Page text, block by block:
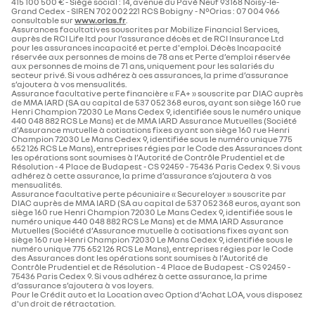
Grand Cedex - SIREN 702 002 221 RCS Bobigny - N°Orias : 07 004 966
consultable surwww.orias.fr.
Assurances facultatives souscrites par Mobilize Financial Services,
auprès de RCI Life ltd pour l’assurance décès et de RCI Insurance Ltd
pour les assurances incapacité et perte d'emploi. Décès Incapacité
réservée aux personnes de moins de 78 ans et Perte d’emploi réservée
aux personnes de moins de 71 ans, uniquement pour les salariés du
secteur privé. Si vous adhérez à ces assurances, la prime d’assurance
s’ajoutera à vos mensualités.
Assurance facultative perte financière « FA+ » souscrite par DIAC auprès
de MMA IARD (SA au capital de 537 052 368 euros, ayant son siège 160 rue
Henri Champion 72030 Le Mans Cedex 9, identifiée sous le numéro unique
440 048 882 RCS Le Mans) et de MMA IARD Assurance Mutuelles (Société
d’Assurance mutuelle à cotisations fixes ayant son siège 160 rue Henri
Champion 72030 Le Mans Cedex 9, identifiée sous le numéro unique 775
652 126 RCS Le Mans), entreprises régies par le Code des Assurances dont
les opérations sont soumises à l’Autorité de Contrôle Prudentiel et de
Résolution - 4 Place de Budapest - CS 92459 - 75436 Paris Cedex 9. Si vous
adhérez à cette assurance, la prime d’assurance s’ajoutera à vos
mensualités.
Assurance facultative perte pécuniaire « Secureloyer » souscrite par
DIAC auprès de MMA IARD (SA au capital de 537 052 368 euros, ayant son
siège 160 rue Henri Champion 72030 Le Mans Cedex 9, identifiée sous le
numéro unique 440 048 882 RCS Le Mans) et de MMA IARD Assurance
Mutuelles (Société d’Assurance mutuelle à cotisations fixes ayant son
siège 160 rue Henri Champion 72030 Le Mans Cedex 9, identifiée sous le
numéro unique 775 652 126 RCS Le Mans), entreprises régies par le Code
des Assurances dont les opérations sont soumises à l’Autorité de
Contrôle Prudentiel et de Résolution - 4 Place de Budapest - CS 92459 -
75436 Paris Cedex 9. Si vous adhérez à cette assurance, la prime
d’assurance s’ajoutera à vos loyers.
Pour le Crédit auto et la Location avec Option d’Achat LOA, vous disposez
d'un droit de rétractation.